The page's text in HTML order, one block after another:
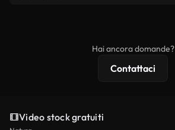
Hai ancora domande?
Contattaci
Video stock gratuiti